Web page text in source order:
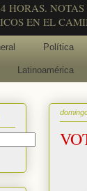
HORAS.
EN EL
Política
Latinoamérica